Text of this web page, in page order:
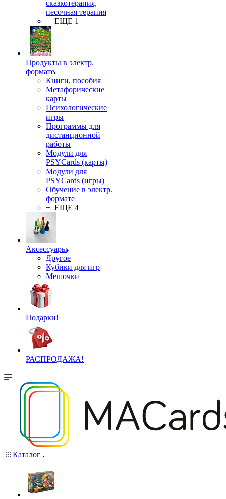
сказкотерапия,
песочная терапия
+ ЕЩЕ 1
Продукты в электр.
формате
Книги, пособия
Метафорические
карты
Психологические
игры
Программы для
дистанционной
работы
Модули для
PSYCards (карты)
Модули для
PSYCards (игры)
Обучение в электр.
формате
+ ЕЩЕ 4
Аксессуары
Другое
Кубики для игр
Мешочки
Подарки!
РАСПРОДАЖА!
Каталог